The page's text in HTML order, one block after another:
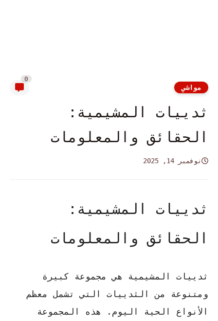
مواشي
0
ثدييات المشيمية:
الحقائق والمعلومات
نوفمبر 14, 2025
ثدييات المشيمية:
الحقائق والمعلومات
ثدييات المشيمية هي مجموعة كبيرة
ومتنوعة من الثدييات التي تشمل معظم
الأنواع الحية اليوم. هذه المجموعة